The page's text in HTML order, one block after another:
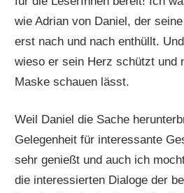
wie Adrian von Daniel, der
erst nach und nach enthüllt.
wieso er sein Herz schützt und
Maske schauen lässt.
Weil Daniel die Sache
Gelegenheit für interessante
sehr genießt und auch ich
die interessierten Dialoge der